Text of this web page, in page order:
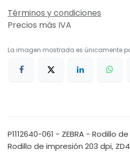
Términos y condiciones
Precios más IVA
La imagen mostrada es únicamente
P1112640-061 - ZEBRA - Rodillo
Rodillo de impresión 203 dpi,